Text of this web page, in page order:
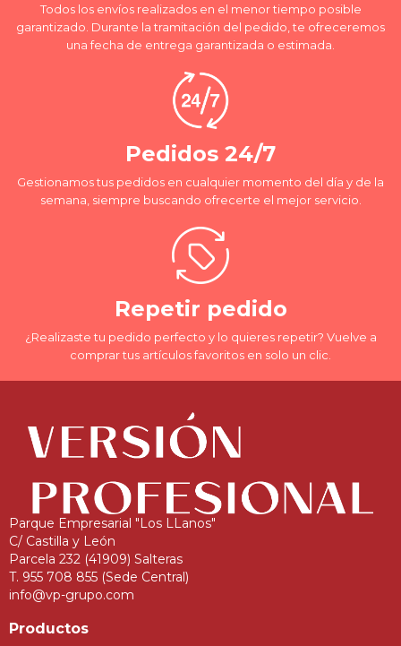
Todos los envíos realizados en el menor tiempo posible
garantizado. Durante la tramitación del pedido, te ofreceremos
una fecha de entrega garantizada o estimada.
Pedidos 24/7
Gestionamos tus pedidos en cualquier momento del día y de la
semana, siempre buscando ofrecerte el mejor servicio.
Repetir pedido
¿Realizaste tu pedido perfecto y lo quieres repetir? Vuelve a
comprar tus artículos favoritos en solo un clic.
Parque Empresarial "Los LLanos"
C/ Castilla y León
Parcela 232 (41909) Salteras
T. 955 708 855 (Sede Central)
info@vp-grupo.com
Productos